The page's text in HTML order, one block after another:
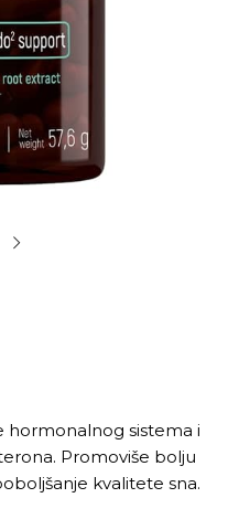
hormonalnog sistema i
Promoviše bolju
kvalitete sna.